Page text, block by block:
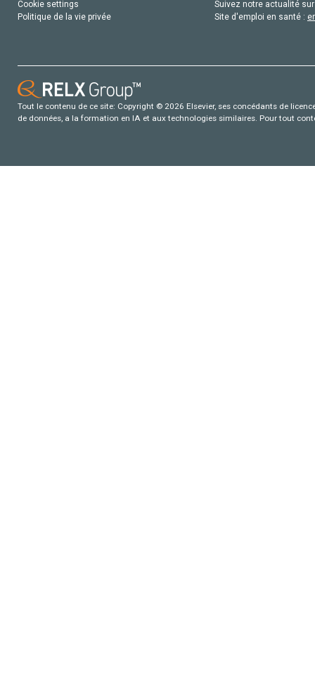
Cookie settings
Politique de la vie privée
Suivez notre actualité
Site d'emploi en santé :
Tout le contenu de ce site: Copyright © 2026 Elsevier, ses concédants de
de données, a la formation en IA et aux technologies similaires. Pour tout